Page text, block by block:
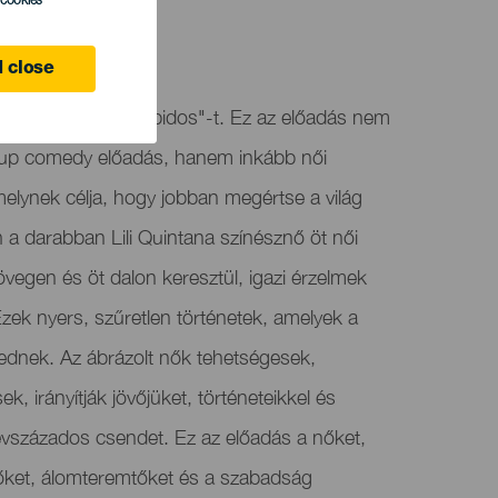
close
a "Tacones Prohibidos"-t. Ez az előadás nem
comedy előadás, hanem inkább női
célja, hogy jobban megértse a világ
darabban Lili Quintana színésznő öt női
és öt dalon keresztül, igazi érzelmek
nyers, szűretlen történetek, amelyek a
Az ábrázolt nők tehetségesek,
irányítják jövőjüket, történeteikkel és
csendet. Ez az előadás a nőket,
álomteremtőket és a szabadság